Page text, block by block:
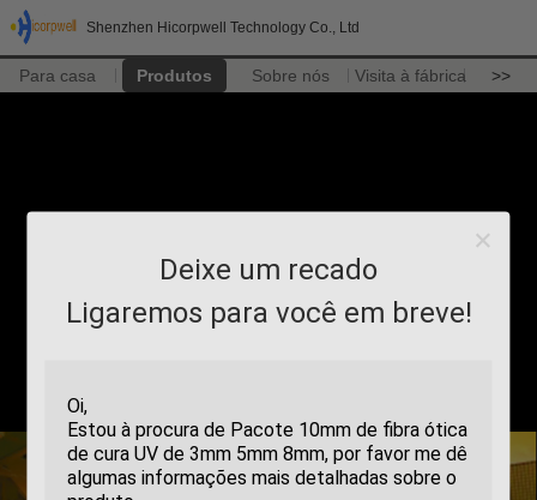
Shenzhen Hicorpwell Technology Co., Ltd
Para casa Produtos Sobre nós Visita à fábrica >>
Deixe um recado
Ligaremos para você em breve!